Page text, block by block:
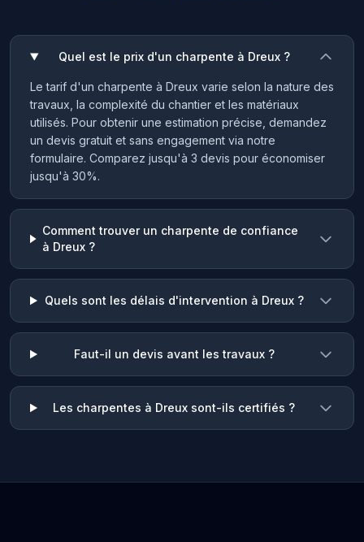
Quel est le prix d'un charpente à Dreux ?
Le tarif d'un charpente à Dreux varie selon la nature des
travaux, la complexité du chantier et les matériaux
utilisés. Pour obtenir une estimation précise, demandez
un devis gratuit et sans engagement via notre
formulaire. Comparez jusqu'à 3 devis pour économiser
jusqu'à 30%.
Comment trouver un charpente de confiance
à Dreux ?
Quels sont les délais d'intervention à Dreux ?
Faut-il un devis avant les travaux ?
Les charpentes à Dreux sont-ils certifiés ?